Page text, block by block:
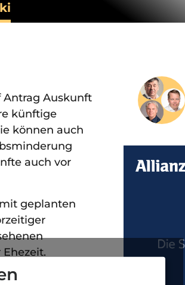
Antrag Auskunft
künftige
können auch
auch vor
geplanten